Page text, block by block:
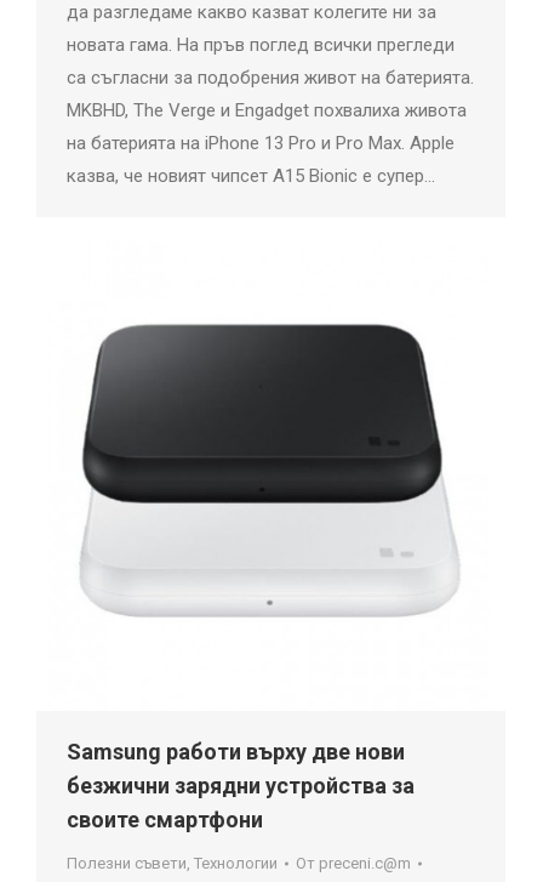
да разгледаме какво казват колегите ни за
новата гама. На пръв поглед всички прегледи
са съгласни за подобрения живот на батерията.
MKBHD, The Verge и Engadget похвалиха живота
на батерията на iPhone 13 Pro и Pro Max. Apple
казва, че новият чипсет A15 Bionic е супер…
Samsung работи върху две нови
безжични зарядни устройства за
своите смартфони
Полезни съвети, Технологии От preceni.c@m